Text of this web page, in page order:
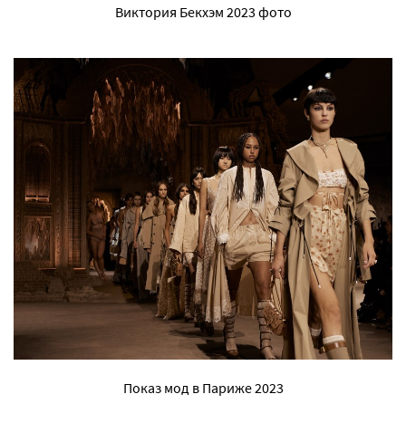
Виктория Бекхэм 2023 фото
Показ мод в Париже 2023